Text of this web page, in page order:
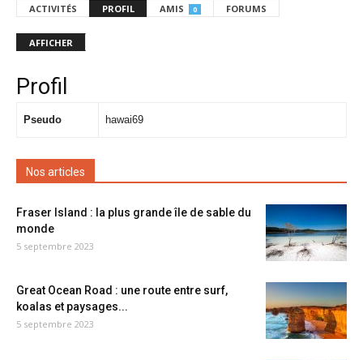
ACTIVITÉS PROFIL AMIS 0 FORUMS
AFFICHER
Profil
Pseudo hawai69
Nos articles
Fraser Island : la plus grande île de sable du
monde
5 septembre 2023
Great Ocean Road : une route entre surf,
koalas et paysages...
5 septembre 2023